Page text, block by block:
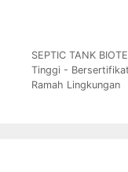
SEPTIC TANK
Tinggi -
Ramah Lingkungan